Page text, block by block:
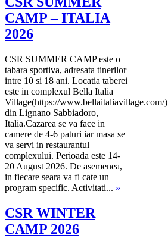
CAMP – ITALIA
2026
CSR SUMMER CAMP este o
tabara sportiva, adresata tinerilor
intre 10 si 18 ani. Locatia taberei
este in complexul Bella Italia
Village(https://www.bellaitaliavillage.com/)
din Lignano Sabbiadoro,
Italia.Cazarea se va face in
camere de 4-6 paturi iar masa se
va servi in restaurantul
complexului. Perioada este 14-
20 August 2026. De asemenea,
in fiecare seara va fi cate un
program specific. Activitati... »
CSR WINTER
CAMP 2026